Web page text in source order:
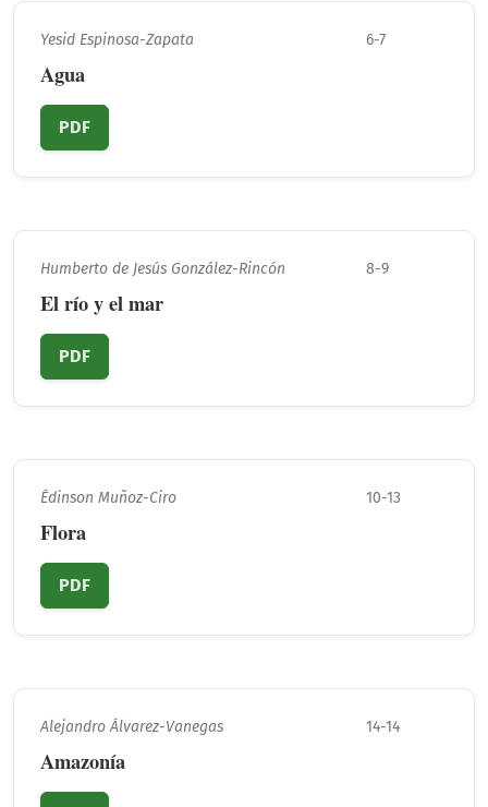
Yesid Espinosa-Zapata 6-7
Agua
PDF
Humberto de Jesús González-Rincón 8-9
El río y el mar
PDF
Édinson Muñoz-Ciro 10-13
Flora
PDF
Alejandro Álvarez-Vanegas 14-14
Amazonía